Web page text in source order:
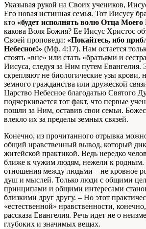
Указывая рукой на Своих учеников,
Его новая истинная семья. Тот Иисусу
кто «будет исполнять волю Отца Моего
какова Воля Божия? Ее Иисус Христос
Своей проповеди: «Покайтесь, ибо
Небесное!» (Мф. 4:17). Нам остается
стоять «вне» или стать «братьями и
Иисуса, следуя за Ним путем Евангелия.
скрепляют не биологические узы крови,
земного гражданства или дружеской
Царство Небесное благодатью Святого
подчеркивается тот факт, что первые
пошли за Ним, оставив свои семьи.
влекло их за пределы земных связей.
Конечно, из прочитанного отрывка
общий нравственный вывод, который
житейской практикой. Ведь нередко
ближе к чужим людям, нежели к родным.
отношения между людьми – не кровное
душ и мыслей. Только люди с общими
принципами и общими интересами
близкими друг другу. – Но этот
«естественной» нравственности,
рассказа Евангелия. Речь идет не о
глубоких и значимых вещах.